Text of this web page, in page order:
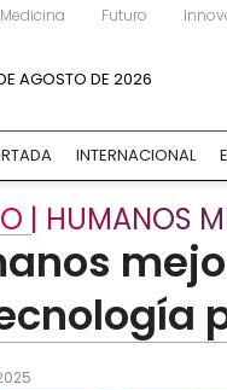
Medicina Futuro
AGOSTO DE 2026
INTERNACIONAL
| HUMANOS